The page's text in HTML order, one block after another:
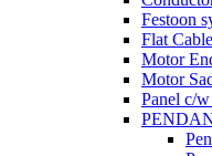
Festoon
Flat
Motor
Motor
Panel c/